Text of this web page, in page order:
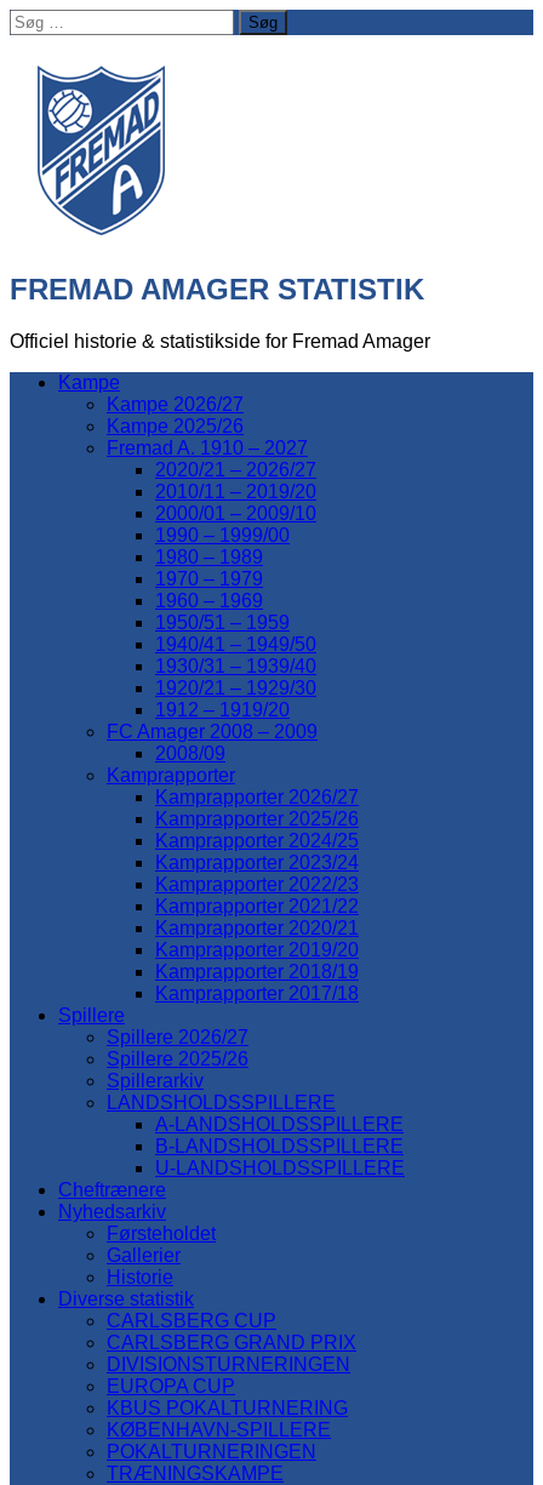
Søg
efter:
FREMAD AMAGER STATISTIK
Officiel historie & statistikside for Fremad Amager
Kampe
Kampe 2026/27
Kampe 2025/26
Fremad A. 1910 – 2027
2020/21 – 2026/27
2010/11 – 2019/20
2000/01 – 2009/10
1990 – 1999/00
1980 – 1989
1970 – 1979
1960 – 1969
1950/51 – 1959
1940/41 – 1949/50
1930/31 – 1939/40
1920/21 – 1929/30
1912 – 1919/20
FC Amager 2008 – 2009
2008/09
Kamprapporter
Kamprapporter 2026/27
Kamprapporter 2025/26
Kamprapporter 2024/25
Kamprapporter 2023/24
Kamprapporter 2022/23
Kamprapporter 2021/22
Kamprapporter 2020/21
Kamprapporter 2019/20
Kamprapporter 2018/19
Kamprapporter 2017/18
Spillere
Spillere 2026/27
Spillere 2025/26
Spillerarkiv
LANDSHOLDSSPILLERE
A-LANDSHOLDSSPILLERE
B-LANDSHOLDSSPILLERE
U-LANDSHOLDSSPILLERE
Cheftrænere
Nyhedsarkiv
Førsteholdet
Gallerier
Historie
Diverse statistik
CARLSBERG CUP
CARLSBERG GRAND PRIX
DIVISIONSTURNERINGEN
EUROPA CUP
KBUS POKALTURNERING
KØBENHAVN-SPILLERE
POKALTURNERINGEN
TRÆNINGSKAMPE